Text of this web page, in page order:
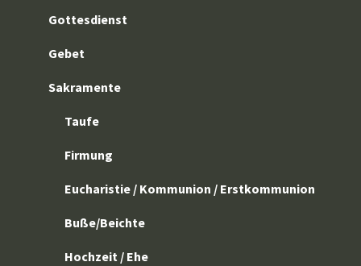
Gottesdienst
Gebet
Sakramente
Taufe
Firmung
Eucharistie / Kommunion / Erstkommunion
Buße/Beichte
Hochzeit / Ehe